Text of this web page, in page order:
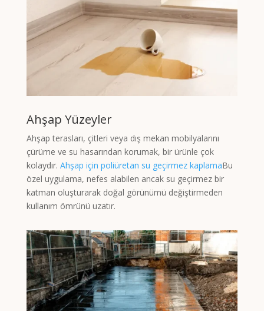
Ahşap Yüzeyler
Ahşap terasları, çitleri veya dış mekan mobilyalarını
çürüme ve su hasarından korumak, bir ürünle çok
kolaydır. Ahşap için poliüretan su geçirmez kaplamaBu
özel uygulama, nefes alabilen ancak su geçirmez bir
katman oluşturarak doğal görünümü değiştirmeden
kullanım ömrünü uzatır.